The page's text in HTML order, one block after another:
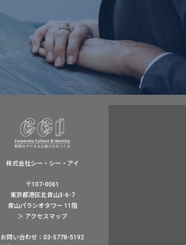
株式会社シー・シー・アイ
〒107-0061
東京都港区北青山3-6-7
青山パラシオタワー 11階
＞ アクセスマップ
お問い合わせ：03-5778-5192